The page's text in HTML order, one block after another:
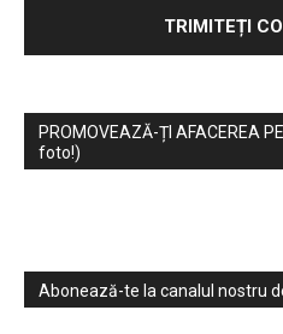
PROMOVEAZĂ-ȚI AFACEREA
foto!)
Abonează-te la canalul nostru